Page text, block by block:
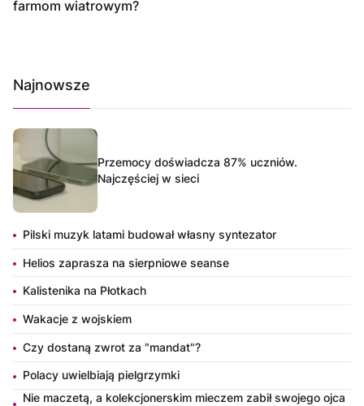
farmom wiatrowym?
Najnowsze
Przemocy doświadcza 87% uczniów.
Najczęściej w sieci
Pilski muzyk latami budował własny syntezator
Helios zaprasza na sierpniowe seanse
Kalistenika na Płotkach
Wakacje z wojskiem
Czy dostaną zwrot za "mandat"?
Polacy uwielbiają pielgrzymki
Nie maczetą, a kolekcjonerskim mieczem zabił swojego ojca